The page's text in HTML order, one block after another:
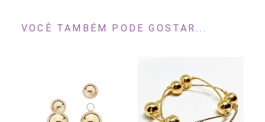
VOCÊ TAMBÉM PODE GOSTAR...